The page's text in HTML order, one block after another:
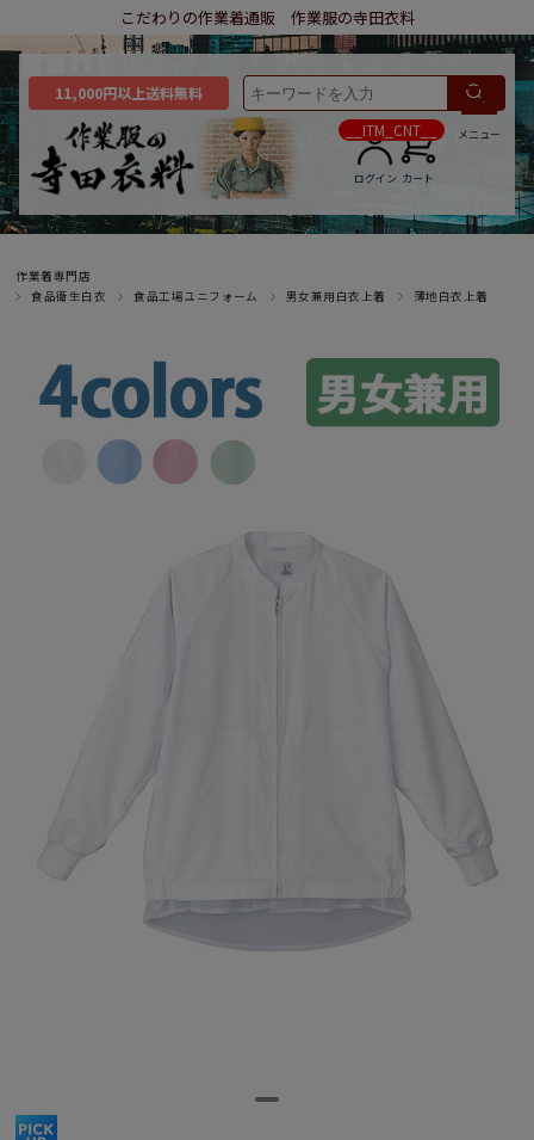
こだわりの作業着通販 作業服の寺田衣料
ログイン
__ITM_CNT__
カート
メニュー
11,000円以上送料無料
作業着専門店
食品衛生白衣
食品工場ユニフォーム 男女兼用白衣上着 薄地白衣上着